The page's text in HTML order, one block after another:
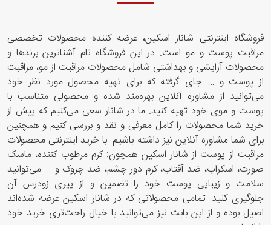
فروشگاه اینترنتی شانار اسکین، عرضه کننده محصولات تخصصی
مراقبت پوست و مو است. در این فروشگاه نام آشناترین برندها و
محصولات آرایشی و بهداشتی شامل محصولات مراقبت از مو، مراقبت
از پوست و … جای گرفته که برای تهیه محصول مورد نظر خود
می‌توانید از مشاوره آنلاین بهره‌مند شده و محصولی متناسب با
پوست و موی خود تهیه کنید. ما در شانار سعی ‌می‌کنیم که پیش از
خرید شما محصولات را کامل معرفی و نقد و بررسی کنیم و همچنین
برای شما مشاوره‌ آنلاین نیز داشته باشیم. با خرید اینترنتی محصولات
مراقبت از پوست از شانار اسکین همچون: کرم مرطوب کننده، ماسک
صورت، اسکراب، ضد آفتاب، کرم دور چشم، ضد چروک و ... می‌توانید
سلامت و زیبایی پوست خود را تضمین و از پیری زودرس آن
جلوگیری کنید. تمامی محصولاتی که در شانار اسکین عرضه شده‌اند
اصیل بوده و از این بابت نیز می‌توانید با خیال راحت‌تری خرید خود